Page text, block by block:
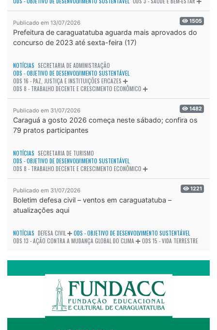
Publicado em 13/07/2026 1505
Prefeitura de caraguatatuba aguarda mais aprovados do
concurso de 2023 até sexta-feira (17)
NOTÍCIAS SECRETARIA DE ADMINISTRAÇÃO
ODS - OBJETIVO DE DESENVOLVIMENTO SUSTENTÁVEL
ODS 16 - PAZ, JUSTIÇA E INSTITUIÇÕES EFICAZES
ODS 8 - TRABALHO DECENTE E CRESCIMENTO ECONÔMICO
Publicado em 31/07/2026 1482
Caraguá a gosto 2026 começa neste sábado; confira os
79 pratos participantes
NOTÍCIAS SECRETARIA DE TURISMO
ODS - OBJETIVO DE DESENVOLVIMENTO SUSTENTÁVEL
ODS 8 - TRABALHO DECENTE E CRESCIMENTO ECONÔMICO
Publicado em 31/07/2026 1221
Boletim defesa civil – ventos em caraguatatuba –
atualizações aqui
NOTÍCIAS DEFESA CIVIL
ODS - OBJETIVO DE DESENVOLVIMENTO SUSTENTÁVEL
ODS 13 - AÇÃO CONTRA A MUDANÇA GLOBAL DO CLIMA
ODS 15 - VIDA TERRESTRE